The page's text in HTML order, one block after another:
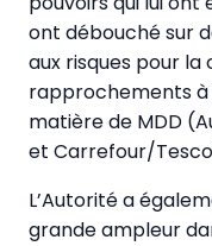
ont débouché sur
aux risques pour
rapprochements à
matière de MDD
et Carrefour/
L’Autorité a
grande ampleur